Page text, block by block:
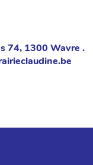
74, 1300 Wavre .